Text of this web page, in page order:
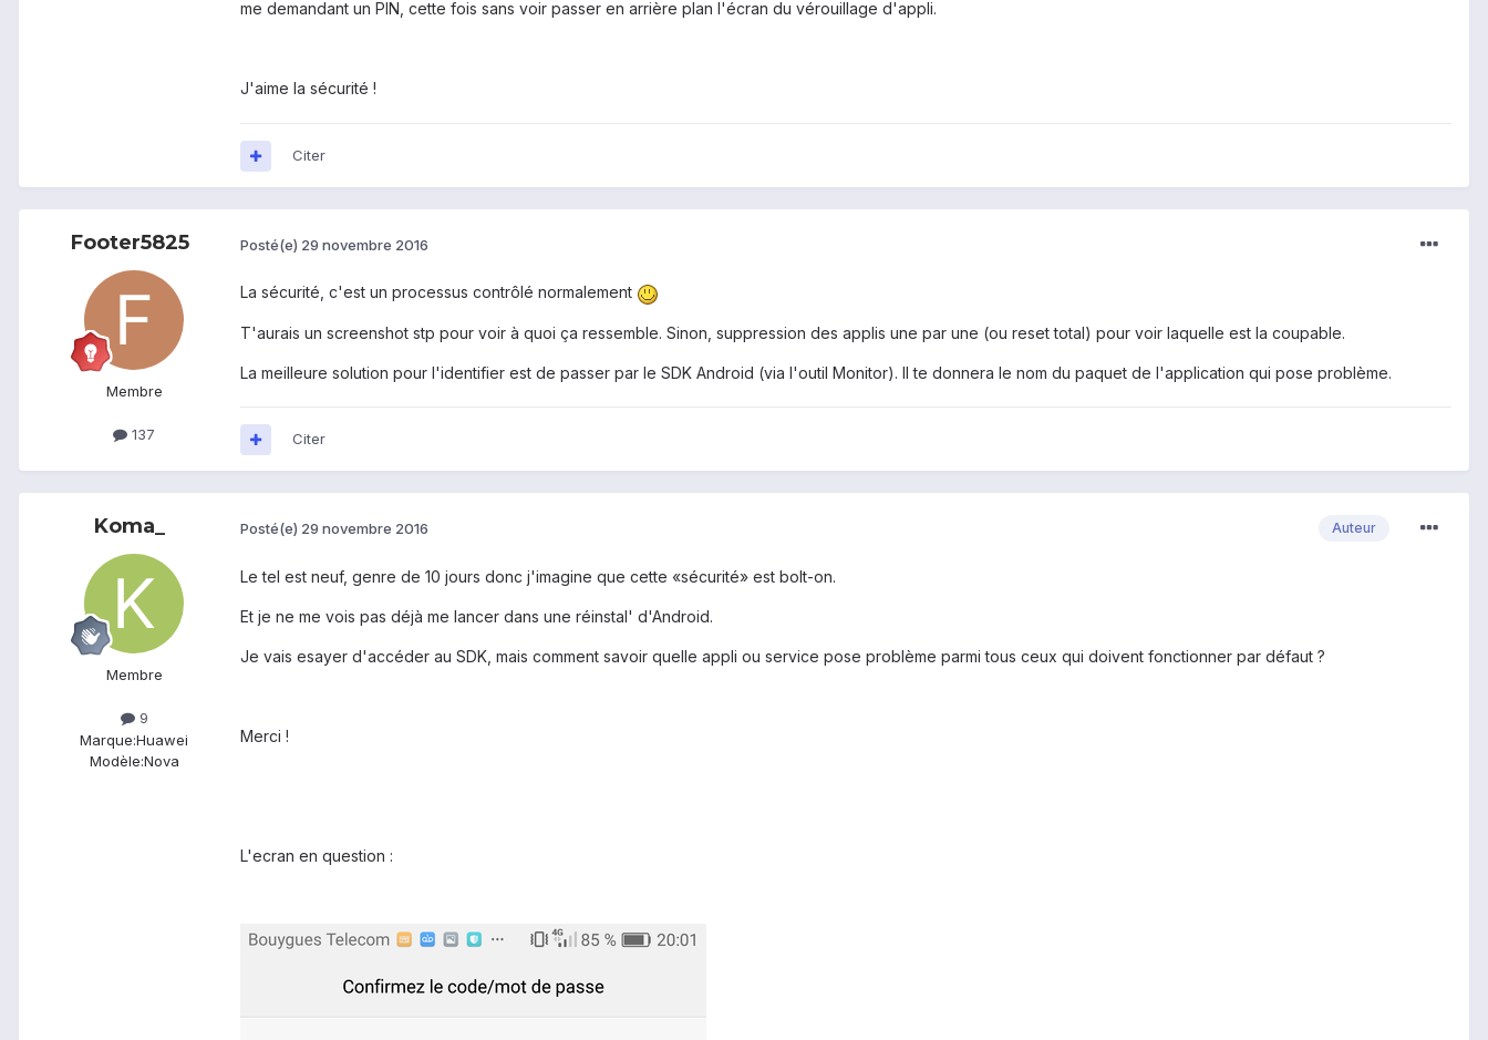
me demandant un PIN, cette fois sans voir passer en arrière plan l'écran du vérouillage d'appli.
J'aime la sécurité !
Citer
Footer5825
Membre
137
Posté(e) 29 novembre 2016
La sécurité, c'est un processus contrôlé normalement
T'aurais un screenshot stp pour voir à quoi ça ressemble. Sinon, suppression des applis une par une (ou reset total) pour voir laquelle est la coupable.
La meilleure solution pour l'identifier est de passer par le SDK Android (via l'outil Monitor). Il te donnera le nom du paquet de l'application qui pose problème.
Citer
Koma_
Membre
9
Marque:Huawei
Modèle:Nova
Auteur
Posté(e) 29 novembre 2016
Le tel est neuf, genre de 10 jours donc j'imagine que cette «sécurité» est bolt-on.
Et je ne me vois pas déjà me lancer dans une réinstal' d'Android.
Je vais esayer d'accéder au SDK, mais comment savoir quelle appli ou service pose problème parmi tous ceux qui doivent fonctionner par défaut ?
Merci !
L'ecran en question :